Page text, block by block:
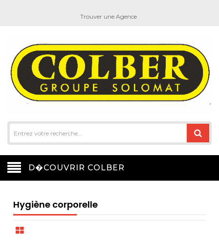
Trouver une Agence
D�COUVRIR COLBER
Hygiène corporelle